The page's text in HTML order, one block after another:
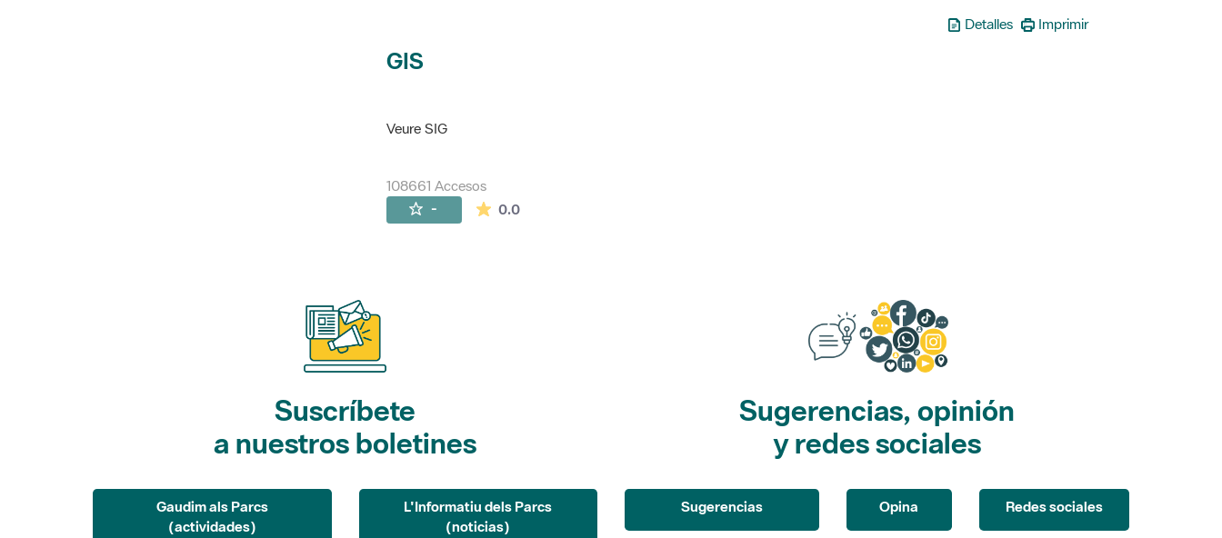
Detalles Imprimir
GIS
Veure SIG
108661 Accesos
- 0.0La valoración media es de 0 estrellas de 5.
Suscríbete
a nuestros boletines
Gaudim als Parcs
(actividades)
L'Informatiu dels Parcs
(noticias)
Sugerencias, opinión
y redes sociales
Sugerencias Opina Redes sociales